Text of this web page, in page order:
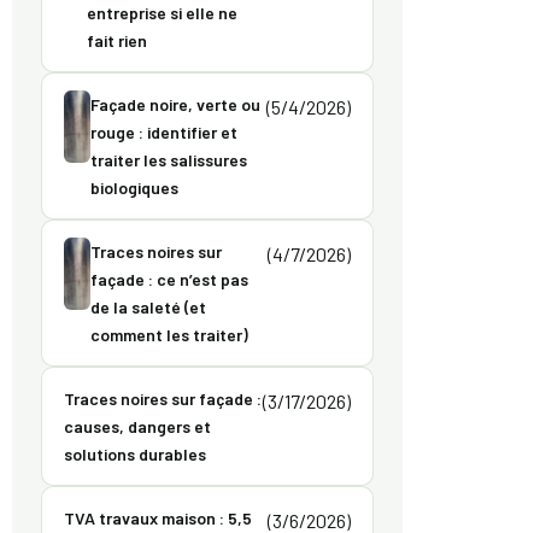
entreprise si elle ne
fait rien
Façade noire, verte ou
rouge : identifier et
traiter les salissures
biologiques
(5/4/2026)
Traces noires sur
façade : ce n’est pas
de la saleté (et
comment les traiter)
(4/7/2026)
Traces noires sur façade :
causes, dangers et
solutions durables
(3/17/2026)
TVA travaux maison : 5,5
(3/6/2026)